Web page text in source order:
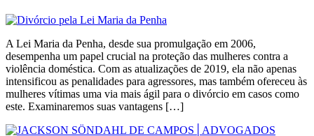
A Lei Maria da Penha, desde sua promulgação em 2006,
desempenha um papel crucial na proteção das mulheres contra a
violência doméstica. Com as atualizações de 2019, ela não apenas
intensificou as penalidades para agressores, mas também ofereceu às
mulheres vítimas uma via mais ágil para o divórcio em casos como
este. Examinaremos suas vantagens […]